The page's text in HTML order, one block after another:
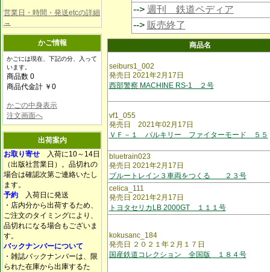
営業日・時間・発送etcの詳細
→
かご情報
かごには現在、下記の分、入って
います。
商品数 0
商品代金計 ￥0
かごの中身表示
注文画面へ
出荷案内
お取り寄せ 入荷に10～14日
（出版社営業日）。品切れの
場合は確認次第ご連絡いたし
ます。
予約 入荷日に発送
・店内分から出荷するため、
ご注文のタイミングにより、
品切れになる場合もございま
す。
バックナンバーについて
・雑誌バックナンバーは、限
られた在庫から出庫するた
--> 週刊 鉄道ペディア
--> 販売終了
商品名
seiburs1_002
発売日 2021年2月17日
西部警察 MACHINE RS-1 ２号
vf1_055
発売日 2021年02月17日
ＶＦ－１ バルキリー ファイターモード ５５
bluetrain023
発売日 2021年2月17日
ブルートレイン３車両をつくる ２３号
celica_111
発売日 2021年2月17日
トヨタセリカLB 2000GT １１１号
kokusanc_184
発売日 ２０２１年２月１７日
国産鉄道コレクション 全国版 １８４号